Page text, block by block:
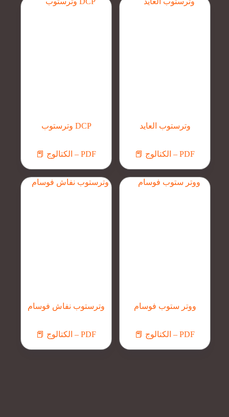
وترستوب DCP
📕 الكتالوج – PDF
وترستوب العايد
📕 الكتالوج – PDF
وترستوب نفاش فوسام
📕 الكتالوج – PDF
ووتر ستوب فوسام
📕 الكتالوج – PDF